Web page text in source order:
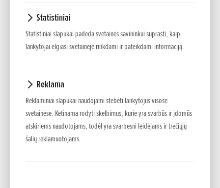
Statistiniai
Statistiniai slapukai padeda svetainės savininkui suprasti, kaip
lankytojai elgiasi svetainėje rinkdami ir pateikdami informaciją.
Reklama
Reklaminiai slapukai naudojami stebėti lankytojus visose
svetainėse. Ketinama rodyti skelbimus, kurie yra svarbūs ir įdomūs
atskiriems naudotojams, todėl yra svarbesni leidėjams ir trečiųjų
šalių reklamuotojams.
NAUJAS HONDA CR-V
Pridėta 05.04.2026
VARIANTAI PASAULINIAM FAVORITUI, SIŪLANTYS DAUGIAU STILIAUS,
KOMFORTO, SAUGUMO...